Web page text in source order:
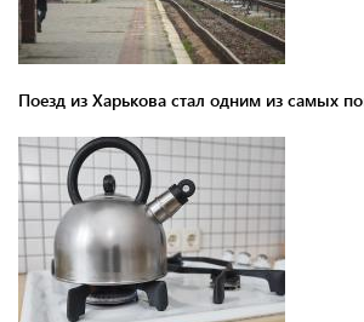
Поезд из Харькова стал одним из самых